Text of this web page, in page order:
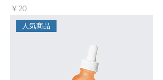
価格
￥20
人気商品